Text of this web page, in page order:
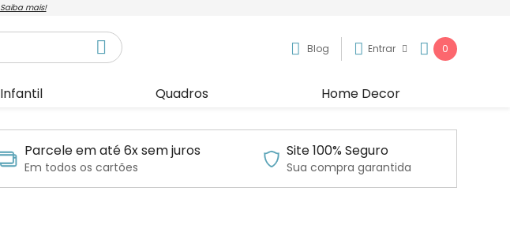
Saiba mais!
Blog Entrar 0
Infantil Quadros Home Decor
Parcele em até 6x sem juros
Em todos os cartões
Site 100% Seguro
Sua compra garantida